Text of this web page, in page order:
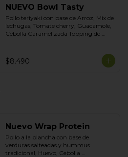
NUEVO Bowl Tasty
Pollo teriyaki con base de Arroz, Mix de
lechugas, Tomate cherry, Guacamole,
Cebolla Caramelizada Topping de
$8.490
Nuevo Wrap Protein
Pollo a la plancha con base de
verduras salteadas y hummus
tradicional, Huevo, Cebolla